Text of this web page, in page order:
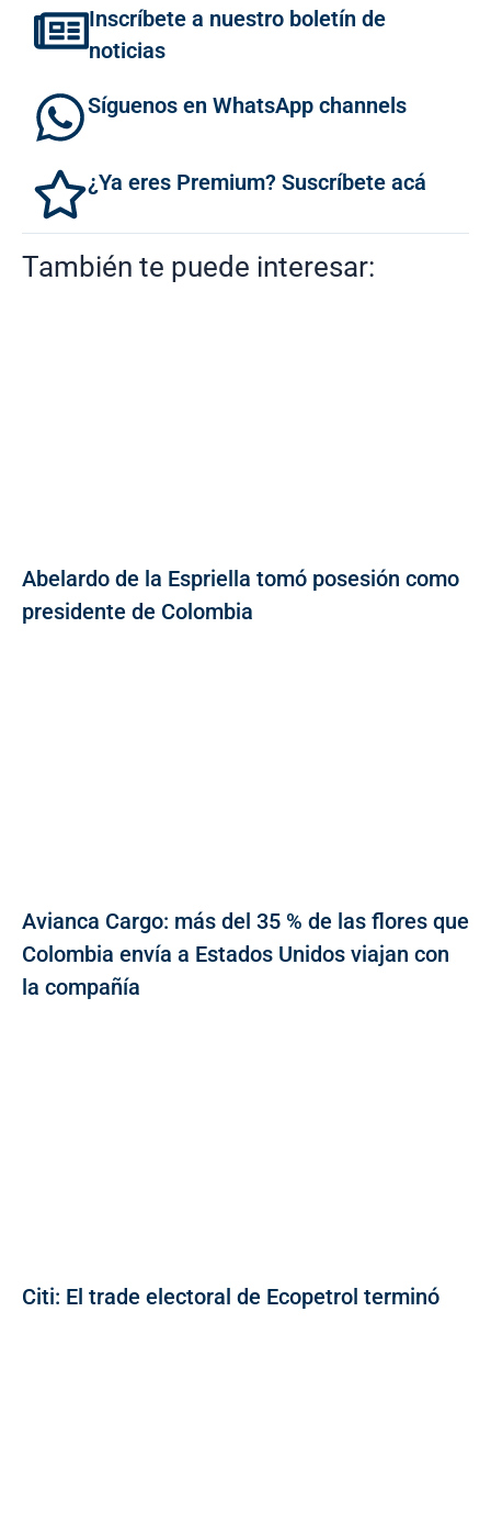
Inscríbete a nuestro boletín de
noticias
Síguenos en WhatsApp channels
¿Ya eres Premium? Suscríbete acá
También te puede interesar:
Abelardo de la Espriella tomó posesión como
presidente de Colombia
Avianca Cargo: más del 35 % de las flores que
Colombia envía a Estados Unidos viajan con
la compañía
Citi: El trade electoral de Ecopetrol terminó